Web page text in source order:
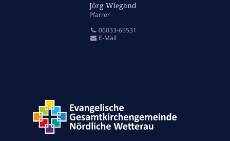
Jörg Wiegand
Pfarrer
06033-65531
E-Mail